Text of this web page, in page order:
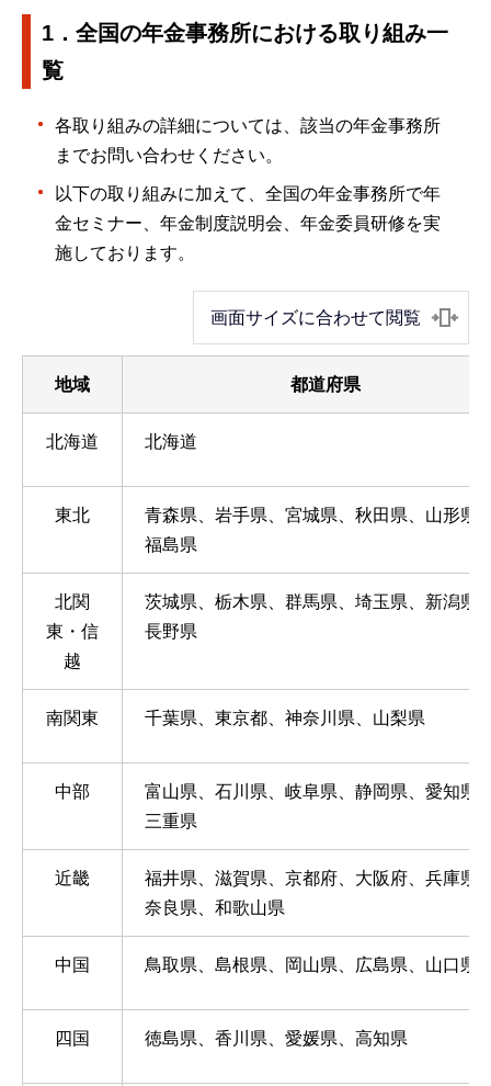
1．全国の年金事務所における取り組み一
覧
各取り組みの詳細については、該当の年金事務所
までお問い合わせください。
以下の取り組みに加えて、全国の年金事務所で年
金セミナー、年金制度説明会、年金委員研修を実
施しております。
画面サイズに合わせて閲覧
地域 都道府県
北海道 北海道
東北
青森県、岩手県、宮城県、秋田県、山形県
福島県
北関
東・信
越
茨城県、栃木県、群馬県、埼玉県、新潟県
長野県
南関東 千葉県、東京都、神奈川県、山梨県
中部
富山県、石川県、岐阜県、静岡県、愛知県
三重県
近畿
福井県、滋賀県、京都府、大阪府、兵庫県
奈良県、和歌山県
中国 鳥取県、島根県、岡山県、広島県、山口県
四国 徳島県、香川県、愛媛県、高知県